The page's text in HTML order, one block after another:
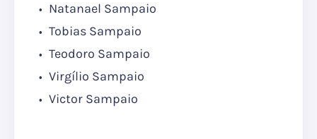
Natanael Sampaio
Tobias Sampaio
Teodoro Sampaio
Virgílio Sampaio
Victor Sampaio